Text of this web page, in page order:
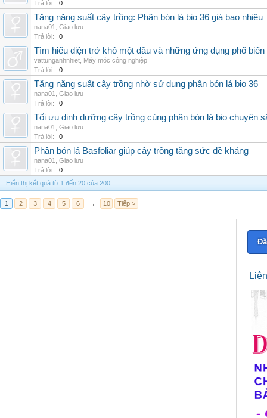
Trả lời:
0
Tăng năng suất cây trồng: Phân bón lá bio 36 giá bao nhiêu
nana01
Giao lưu
Trả lời:
0
Tìm hiểu điện trở khô một đầu và những ứng dụng phổ
vattunganhnhiet Máy móc công nghiệp
Trả lời:
0
Tăng năng suất cây trồng nhờ sử dụng phân bón lá bio 36
nana01
Giao lưu
Trả lời:
0
Tối ưu dinh dưỡng cây trồng cùng phân bón lá bio chuyên
nana01
Giao lưu
Trả lời:
0
Phân bón lá Basfoliar giúp cây trồng tăng sức đề kháng
nana01
Giao lưu
Trả lời:
0
Hiển thị kết quả từ 1 đến 20 của 200
1 2 3 4 5 6 → 10 Tiếp >